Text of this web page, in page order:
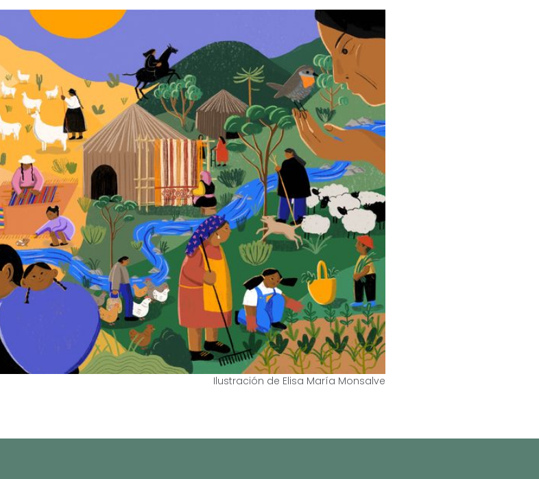
Ilustración de Elisa María Monsalve